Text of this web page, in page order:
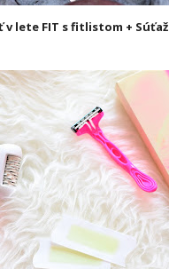
v lete FIT s fitlistom + Súťaž